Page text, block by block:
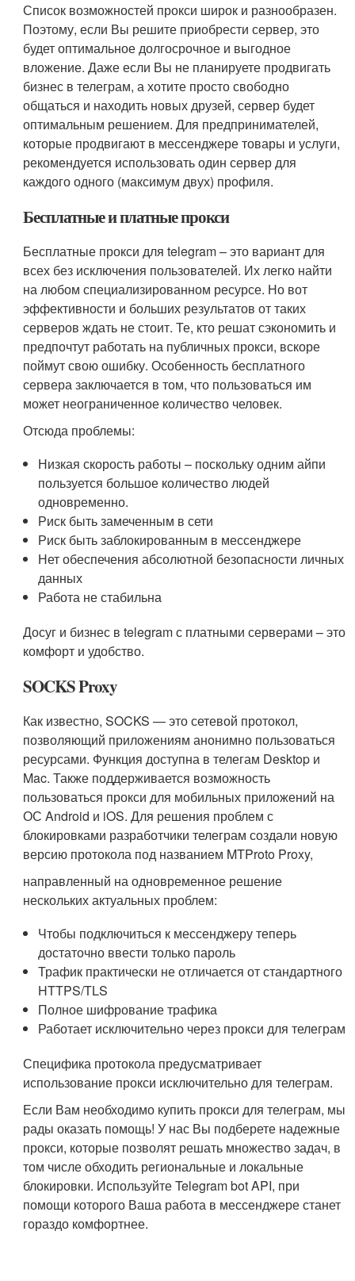
Список возможностей прокси широк и разнообразен.
Поэтому, если Вы решите приобрести сервер, это
будет оптимальное долгосрочное и выгодное
вложение. Даже если Вы не планируете продвигать
бизнес в телеграм, а хотите просто свободно
общаться и находить новых друзей, сервер будет
оптимальным решением. Для предпринимателей,
которые продвигают в мессенджере товары и услуги,
рекомендуется использовать один сервер для
каждого одного (максимум двух) профиля.
Бесплатные и платные прокси
Бесплатные прокси для telegram – это вариант для
всех без исключения пользователей. Их легко найти
на любом специализированном ресурсе. Но вот
эффективности и больших результатов от таких
серверов ждать не стоит. Те, кто решат сэкономить и
предпочтут работать на публичных прокси, вскоре
поймут свою ошибку. Особенность бесплатного
сервера заключается в том, что пользоваться им
может неограниченное количество человек.
Отсюда проблемы:
Низкая скорость работы – поскольку одним айпи
пользуется большое количество людей
одновременно.
Риск быть замеченным в сети
Риск быть заблокированным в мессенджере
Нет обеспечения абсолютной безопасности личных
данных
Работа не стабильна
Досуг и бизнес в telegram с платными серверами – это
комфорт и удобство.
SOCKS Proxy
Как известно, SOCKS — это сетевой протокол,
позволяющий приложениям анонимно пользоваться
ресурсами. Функция доступна в телегам Desktop и
Mac. Также поддерживается возможность
пользоваться прокси для мобильных приложений на
ОС Android и iOS. Для решения проблем с
блокировками разработчики телеграм создали новую
версию протокола под названием MTProto Proxy,
направленный на одновременное решение
нескольких актуальных проблем:
Чтобы подключиться к мессенджеру теперь
достаточно ввести только пароль
Трафик практически не отличается от стандартного
HTTPS/TLS
Полное шифрование трафика
Работает исключительно через прокси для телеграм
Специфика протокола предусматривает
использование прокси исключительно для телеграм.
Если Вам необходимо купить прокси для телеграм, мы
рады оказать помощь! У нас Вы подберете надежные
прокси, которые позволят решать множество задач, в
том числе обходить региональные и локальные
блокировки. Используйте Telegram bot API, при
помощи которого Ваша работа в мессенджере станет
гораздо комфортнее.